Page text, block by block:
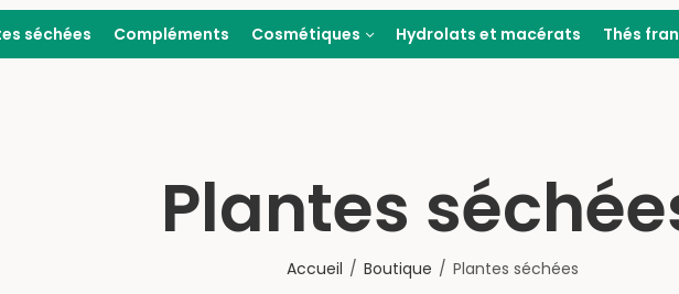
séchées Compléments Cosmétiques Hydrolats et macérats Thés
Plantes
Accueil Boutique Plantes séchées